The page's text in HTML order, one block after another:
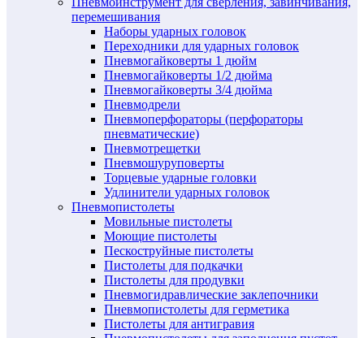
перемешивания
Наборы ударных головок
Переходники для ударных головок
Пневмогайковерты 1 дюйм
Пневмогайковерты 1/2 дюйма
Пневмогайковерты 3/4 дюйма
Пневмодрели
Пневмоперфораторы (перфораторы
пневматические)
Пневмотрещетки
Пневмошуруповерты
Торцевые ударные головки
Удлинители ударных головок
Пневмопистолеты
Мовильные пистолеты
Моющие пистолеты
Пескоструйные пистолеты
Пистолеты для подкачки
Пистолеты для продувки
Пневмогидравлические заклепочники
Пневмопистолеты для герметика
Пистолеты для антигравия